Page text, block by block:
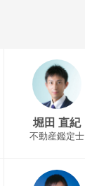
堀田 直紀
不動産鑑定士